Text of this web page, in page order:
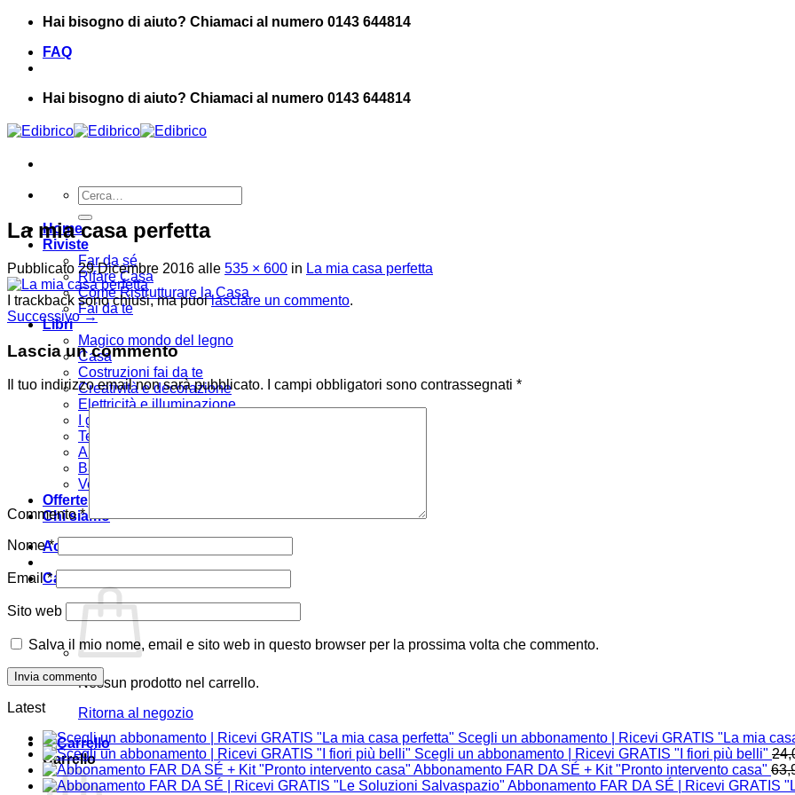
Salta
contenuti
Hai bisogno di aiuto? Chiamaci al numero 0143 644814
FAQ
Hai bisogno di aiuto? Chiamaci al numero 0143 644814
Cerca:
Home
Riviste
Far da sé
Rifare Casa
Come Ristrutturare la Casa
Fai da te
Libri
Magico mondo del legno
Casa
Costruzioni fai da te
Creatività e decorazione
Elettricità e illuminazione
I grandi libri
Tecniche
Arredare
Bambini
Verde e giardino
Offerte
Chi siamo
Accedi
Carrello /
Nessun prodotto nel carrello.
Ritorna al negozio
Carrello
La mia casa perfetta
Pubblicato 29 Dicembre 2016 alle 535 × 600 in La mia casa perfetta
I trackback sono chiusi, ma puoilasciare un commento.
Successivo→
Lascia un commento
Il tuo indirizzo email non sarà pubblicato. I campi obbligatori sono contrassegnati *
Commento*
Nome*
Email*
Sito web
Salva il mio nome, email e sito web in questo browser per la prossima volta che commento.
Latest
Scegli un abbonamento | Ricevi GRATIS "La mia
Scegli un abbonamento | Ricevi GRATIS "I fiori più belli"
Abbonamento FAR DA SÉ + Kit "Pronto intervento casa"
Abbonamento FAR DA SÉ | Ricevi GRATIS